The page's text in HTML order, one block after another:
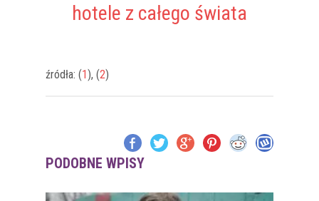
hotele z całego świata
źródła: (1), (2)
PODOBNE WPISY